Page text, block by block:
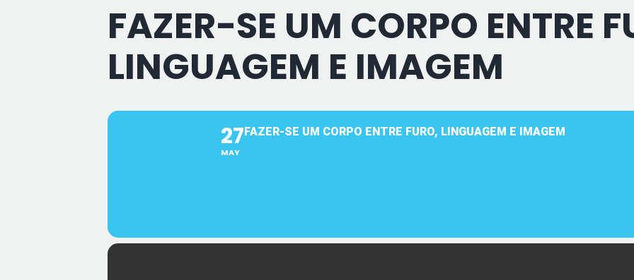
FAZER-SE UM CORPO ENTRE
LINGUAGEM E IMAGEM
27
MAY
FAZER-SE UM CORPO ENTRE FURO, LINGUAGEM E IMAGEM